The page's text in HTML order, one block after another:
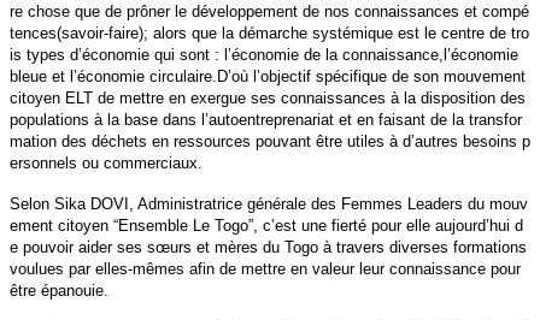
re chose que de prôner le développement de nos connaissances et compé
tences(savoir-faire); alors que la démarche systémique est le centre de tro
is types d’économie qui sont : l’économie de la connaissance,l’économie
bleue et l’économie circulaire.D’où l’objectif spécifique de son mouvement
citoyen ELT de mettre en exergue ses connaissances à la disposition des
populations à la base dans l’autoentreprenariat et en faisant de la transfor
mation des déchets en ressources pouvant être utiles à d’autres besoins p
ersonnels ou commerciaux.
Selon Sika DOVI, Administratrice générale des Femmes Leaders du mouv
ement citoyen “Ensemble Le Togo”, c’est une fierté pour elle aujourd’hui d
e pouvoir aider ses sœurs et mères du Togo à travers diverses formations
voulues par elles-mêmes afin de mettre en valeur leur connaissance pour
être épanouie.